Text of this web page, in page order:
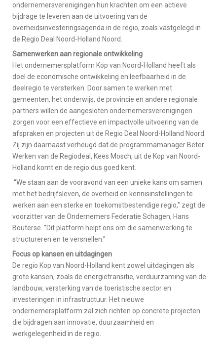
ondernemersverenigingen hun krachten om een actieve
bijdrage te leveren aan de uitvoering van de
overheidsinvesteringsagenda in de regio, zoals vastgelegd in
de Regio Deal Noord-Holland Noord.
Samenwerken aan regionale ontwikkeling
Het ondernemersplatform Kop van Noord-Holland heeft als
doel de economische ontwikkeling en leefbaarheid in de
deelregio te versterken. Door samen te werken met
gemeenten, het onderwijs, de provincie en andere regionale
partners willen de aangesloten ondernemersverenigingen
zorgen voor een effectieve en impactvolle uitvoering van de
afspraken en projecten uit de Regio Deal Noord-Holland Noord.
Zij zijn daarnaast verheugd dat de programmamanager Beter
Werken van de Regiodeal, Kees Mosch, uit de Kop van Noord-
Holland komt en de regio dus goed kent.
“We staan aan de vooravond van een unieke kans om samen
met het bedrijfsleven, de overheid en kennisinstellingen te
werken aan een sterke en toekomstbestendige regio,” zegt de
voorzitter van de Ondernemers Federatie Schagen, Hans
Bouterse. “Dit platform helpt ons om die samenwerking te
structureren en te versnellen.”
Focus op kansen en uitdagingen
De regio Kop van Noord-Holland kent zowel uitdagingen als
grote kansen, zoals de energietransitie, verduurzaming van de
landbouw, versterking van de toeristische sector en
investeringen in infrastructuur. Het nieuwe
ondernemersplatform zal zich richten op concrete projecten
die bijdragen aan innovatie, duurzaamheid en
werkgelegenheid in de regio.